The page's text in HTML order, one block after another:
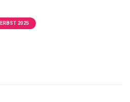
2025